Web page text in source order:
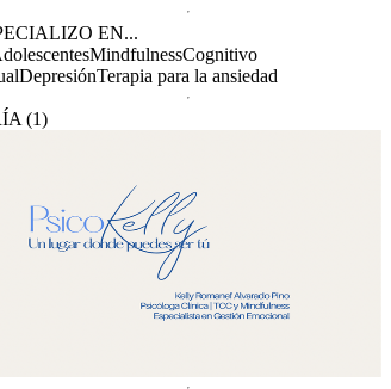
EN...
MindfulnessCognitivo
DepresiónTerapia para la ansiedad
(1)